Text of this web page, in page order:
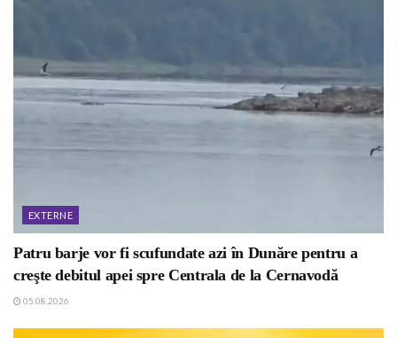
EXTERNE
Patru barje vor fi scufundate azi în Dunăre pentru a
creşte debitul apei spre Centrala de la Cernavodă
05.08.2026